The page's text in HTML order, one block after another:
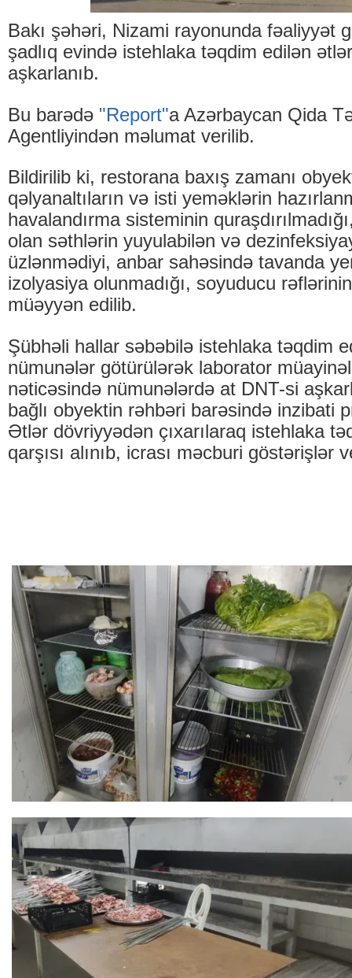
Bakı şəhəri, Nizami rayonunda fəaliyyət
şadlıq evində istehlaka təqdim edilən
aşkarlanıb.
Bu barədə "Report"a Azərbaycan Qida
Agentliyindən məlumat verilib.
Bildirilib ki, restorana baxış zamanı
qəlyanaltıların və isti yeməklərin
havalandırma sisteminin
olan səthlərin yuyulabilən və
üzlənmədiyi, anbar sahəsində tavanda
izolyasiya olunmadığı, soyuducu
müəyyən edilib.
Şübhəli hallar səbəbilə istehlaka təqdim
nümunələr götürülərək laborator
nəticəsində nümunələrdə at DNT-si
bağlı obyektin rəhbəri barəsində inzibati
Ətlər dövriyyədən çıxarılaraq istehlaka
qarşısı alınıb, icrası məcburi göstərişlər